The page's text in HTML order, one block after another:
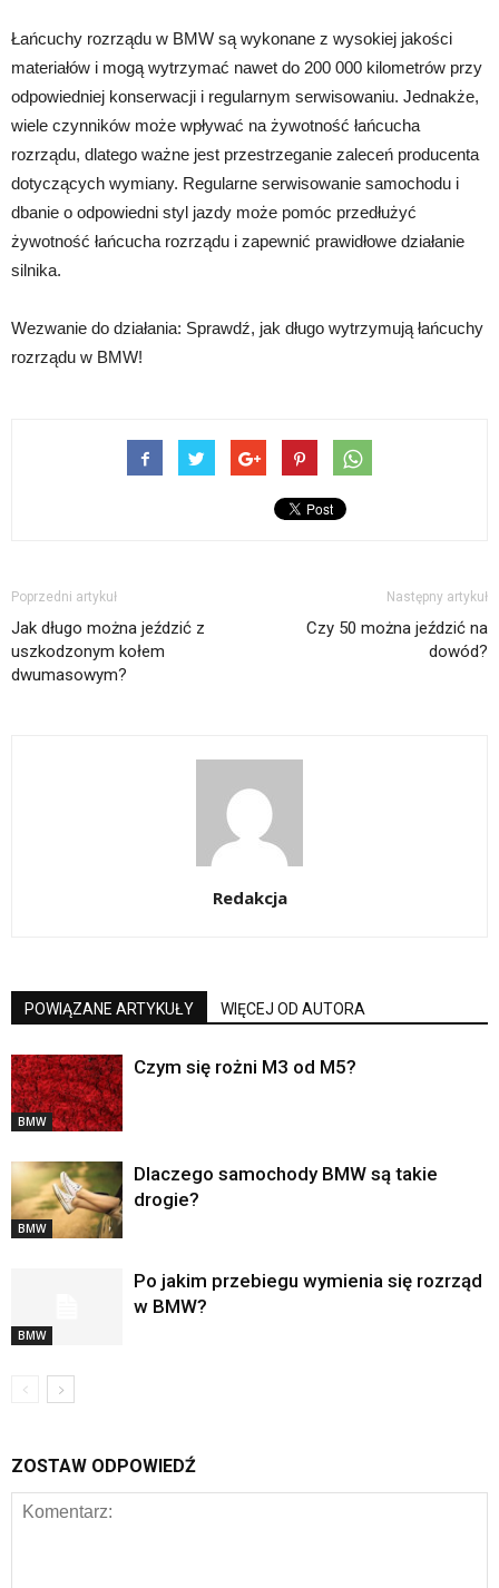
Łańcuchy rozrządu w BMW są wykonane z wysokiej jakości
materiałów i mogą wytrzymać nawet do 200 000 kilometrów przy
odpowiedniej konserwacji i regularnym serwisowaniu. Jednakże,
wiele czynników może wpływać na żywotność łańcucha
rozrządu, dlatego ważne jest przestrzeganie zaleceń producenta
dotyczących wymiany. Regularne serwisowanie samochodu i
dbanie o odpowiedni styl jazdy może pomóc przedłużyć
żywotność łańcucha rozrządu i zapewnić prawidłowe działanie
silnika.
Wezwanie do działania: Sprawdź, jak długo wytrzymują łańcuchy
rozrządu w BMW!
Poprzedni artykuł
Jak długo można jeździć z
uszkodzonym kołem
dwumasowym?
Następny artykuł
Czy 50 można jeździć na
dowód?
Redakcja
POWIĄZANE ARTYKUŁY WIĘCEJ OD AUTORA
BMW
Czym się rożni M3 od M5?
BMW
Dlaczego samochody BMW są takie
drogie?
BMW
Po jakim przebiegu wymienia się rozrząd
w BMW?
ZOSTAW ODPOWIEDŹ